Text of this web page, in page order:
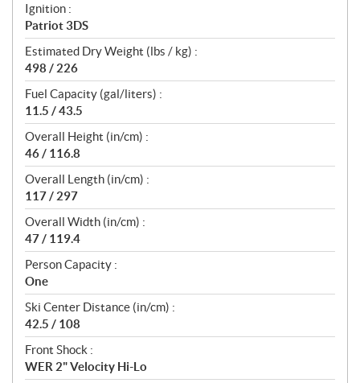
Ignition :
Patriot 3DS
Estimated Dry Weight (lbs / kg) :
498 / 226
Fuel Capacity (gal/liters) :
11.5 / 43.5
Overall Height (in/cm) :
46 / 116.8
Overall Length (in/cm) :
117 / 297
Overall Width (in/cm) :
47 / 119.4
Person Capacity :
One
Ski Center Distance (in/cm) :
42.5 / 108
Front Shock :
WER 2" Velocity Hi-Lo